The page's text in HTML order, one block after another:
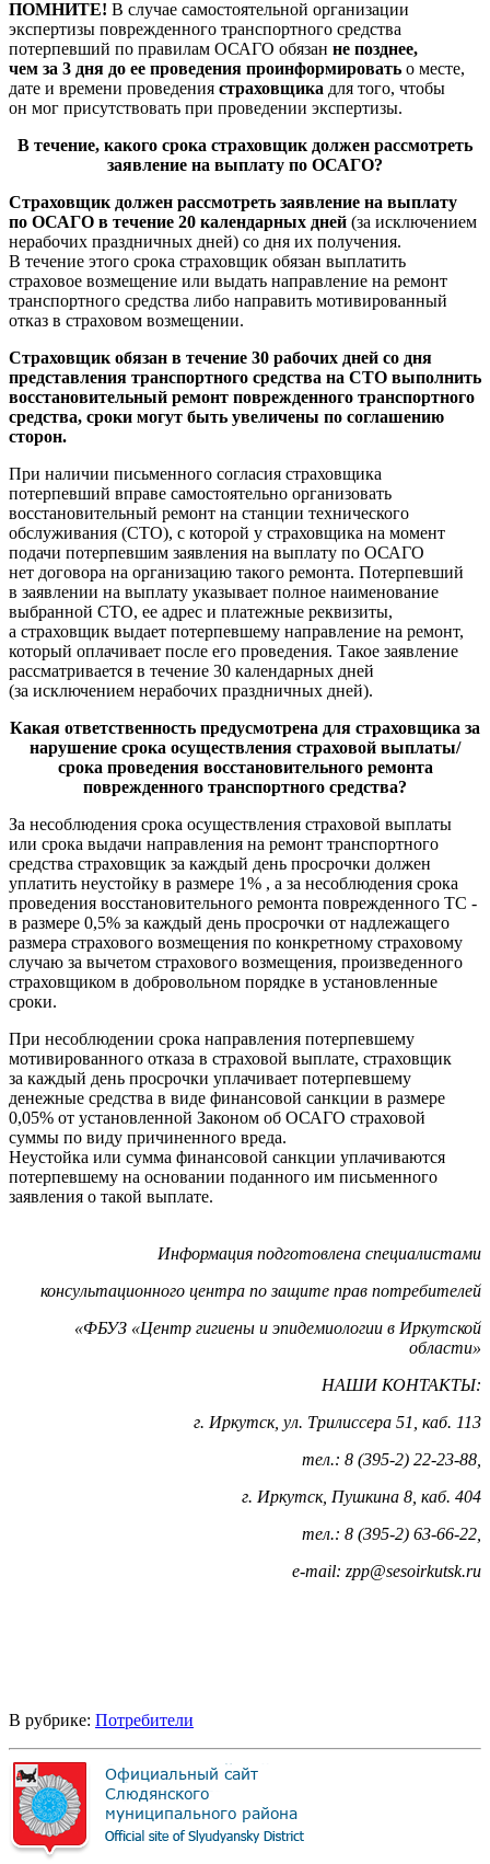
ПОМНИТЕ! В случае самостоятельной организации
экспертизы поврежденного транспортного средства
потерпевший по правилам ОСАГО обязан не позднее,
чем за 3 дня до ее проведения проинформировать о месте,
дате и времени проведения страховщика для того, чтобы
он мог присутствовать при проведении экспертизы.
В течение, какого срока страховщик должен рассмотреть
заявление на выплату по ОСАГО?
Страховщик должен рассмотреть заявление на выплату
по ОСАГО в течение 20 календарных дней (за исключением
нерабочих праздничных дней) со дня их получения.
В течение этого срока страховщик обязан выплатить
страховое возмещение или выдать направление на ремонт
транспортного средства либо направить мотивированный
отказ в страховом возмещении.
Страховщик обязан в течение 30 рабочих дней со дня
представления транспортного средства на СТО выполнить
восстановительный ремонт поврежденного транспортного
средства, сроки могут быть увеличены по соглашению
сторон.
При наличии письменного согласия страховщика
потерпевший вправе самостоятельно организовать
восстановительный ремонт на станции технического
обслуживания (СТО), с которой у страховщика на момент
подачи потерпевшим заявления на выплату по ОСАГО
нет договора на организацию такого ремонта. Потерпевший
в заявлении на выплату указывает полное наименование
выбранной СТО, ее адрес и платежные реквизиты,
а страховщик выдает потерпевшему направление на ремонт,
который оплачивает после его проведения. Такое заявление
рассматривается в течение 30 календарных дней
(за исключением нерабочих праздничных дней).
Какая ответственность предусмотрена для страховщика за
нарушение срока осуществления страховой выплаты/
срока проведения восстановительного ремонта
поврежденного транспортного средства?
За несоблюдения срока осуществления страховой выплаты
или срока выдачи направления на ремонт транспортного
средства страховщик за каждый день просрочки должен
уплатить неустойку в размере 1% , а за несоблюдения срока
проведения восстановительного ремонта поврежденного ТС -
в размере 0,5% за каждый день просрочки от надлежащего
размера страхового возмещения по конкретному страховому
случаю за вычетом страхового возмещения, произведенного
страховщиком в добровольном порядке в установленные
сроки.
При несоблюдении срока направления потерпевшему
мотивированного отказа в страховой выплате, страховщик
за каждый день просрочки уплачивает потерпевшему
денежные средства в виде финансовой санкции в размере
0,05% от установленной Законом об ОСАГО страховой
суммы по виду причиненного вреда.
Неустойка или сумма финансовой санкции уплачиваются
потерпевшему на основании поданного им письменного
заявления о такой выплате.
Информация подготовлена специалистами
консультационного центра по защите прав потребителей
«ФБУЗ «Центр гигиены и эпидемиологии в Иркутской
области»
НАШИ КОНТАКТЫ:
г. Иркутск, ул. Трилиссера 51, каб. 113
тел.: 8 (395-2) 22-23-88,
г. Иркутск, Пушкина 8, каб. 404
тел.: 8 (395-2) 63-66-22,
е-mail: zpp@sesoirkutsk.ru
В рубрике: Потребители